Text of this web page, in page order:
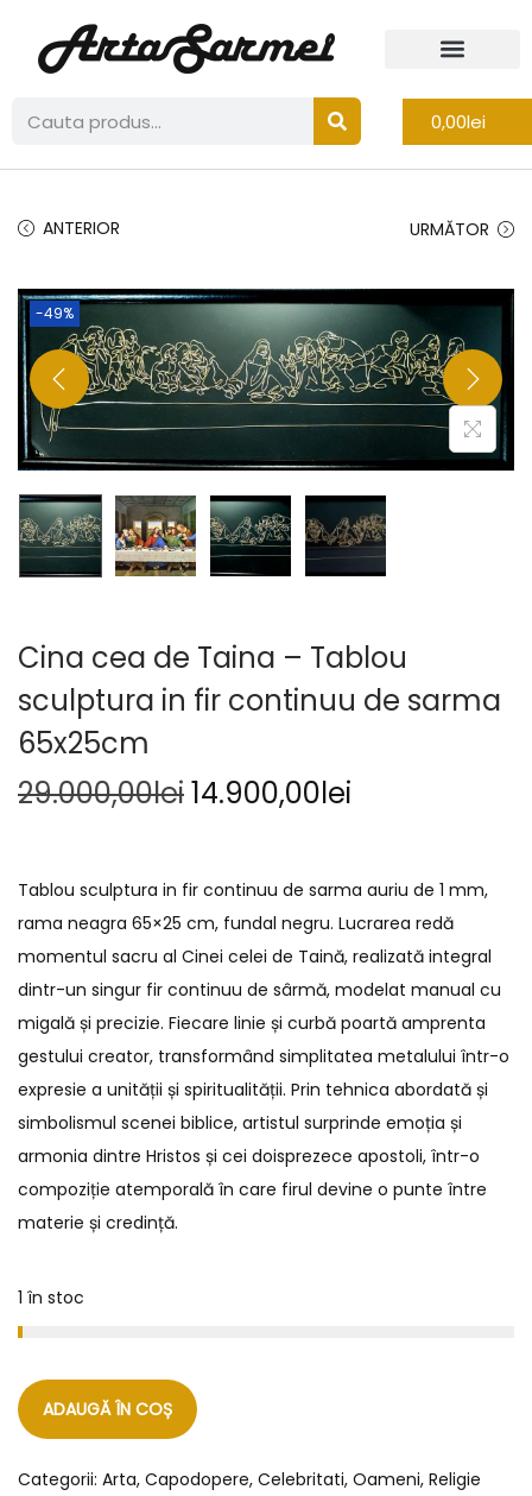
0,00lei
ANTERIOR URMĂTOR
-49%
Cina cea de Taina – Tablou
sculptura in fir continuu de sarma
65x25cm
29.000,00lei14.900,00lei
Tablou sculptura in fir continuu de sarma auriu de 1 mm,
rama neagra 65×25 cm, fundal negru. Lucrarea redă
momentul sacru al Cinei celei de Taină, realizată integral
dintr-un singur fir continuu de sârmă, modelat manual cu
migală și precizie. Fiecare linie și curbă poartă amprenta
gestului creator, transformând simplitatea metalului într-o
expresie a unității și spiritualității. Prin tehnica abordată și
simbolismul scenei biblice, artistul surprinde emoția și
armonia dintre Hristos și cei doisprezece apostoli, într-o
compoziție atemporală în care firul devine o punte între
materie și credință.
1 în stoc
ADAUGĂ ÎN COȘ
Categorii: Arta, Capodopere, Celebritati, Oameni, Religie